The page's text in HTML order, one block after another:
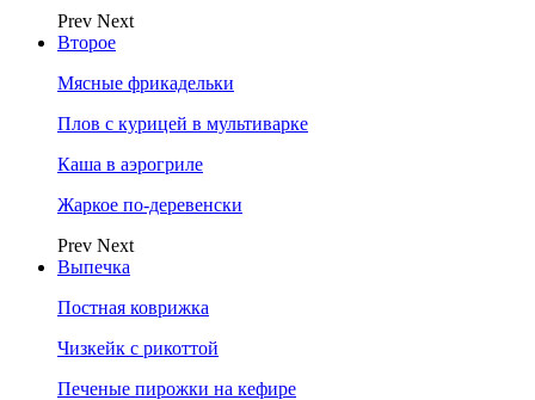
Prev Next
Второе
Мясные фрикадельки
Плов с курицей в мультиварке
Каша в аэрогриле
Жаркое по-деревенски
Prev Next
Выпечка
Постная коврижка
Чизкейк с рикоттой
Печеные пирожки на кефире